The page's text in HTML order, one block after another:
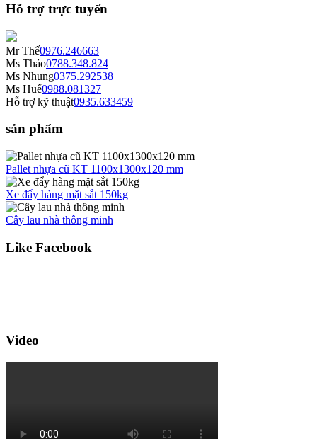
Hỗ trợ trực tuyến
Mr Thế0976.246663
Ms Thảo0788.348.824
Ms Nhung0375.292538
Ms Huế0988.081327
Hỗ trợ kỹ thuật0935.633459
sản phẩm
Pallet nhựa cũ KT 1100x1300x120 mm
Xe đẩy hàng mặt sắt 150kg
Cây lau nhà thông minh
Like Facebook
Video